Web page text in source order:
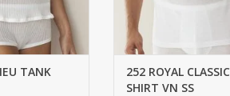
a purist deep
and rounded-off
o...
TANK
252 ROYAL CLASSIC
SHIRT VN SS